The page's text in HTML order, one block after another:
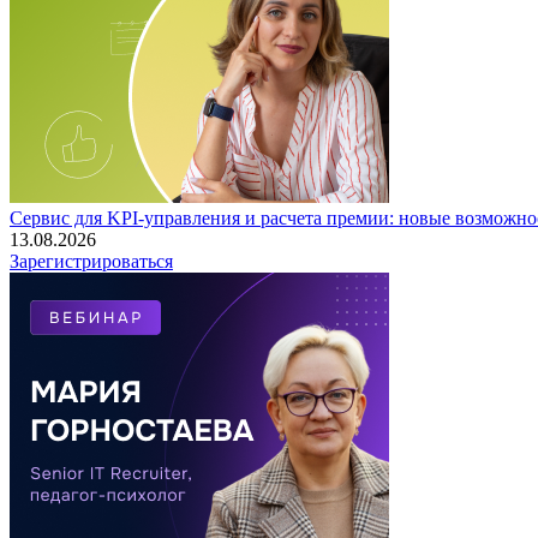
Сервис для KPI-управления и расчета премии: новые
13.08.2026
Зарегистрироваться